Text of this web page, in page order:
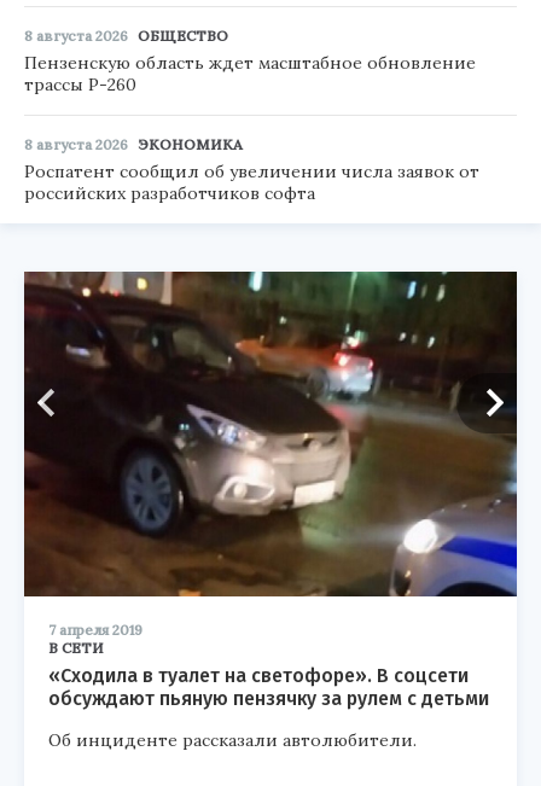
8 августа 2026 ОБЩЕСТВО
Пензенскую область ждет масштабное обновление
трассы Р-260
8 августа 2026 ЭКОНОМИКА
Роспатент сообщил об увеличении числа заявок от
российских разработчиков софта
7 апреля 2019
В СЕТИ
«Сходила в туалет на светофоре». В соцсети
обсуждают пьяную пензячку за рулем с детьми
Об инциденте рассказали автолюбители.